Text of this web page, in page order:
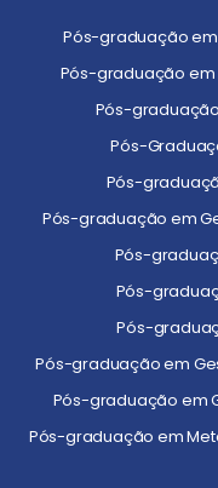
Pós-graduação
Pós-graduação em
Pós-
Pós-
Pós-
Pós-graduação em
Pós-
Pós-
Pós-
Pós-graduação em
Pós-graduação em
Pós-graduação em